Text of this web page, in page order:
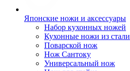
Японские ножи и аксессуары
Набор кухонных ножей
Кухонные ножи из стали
Поварской нож
Нож Сантоку
Универсальный нож